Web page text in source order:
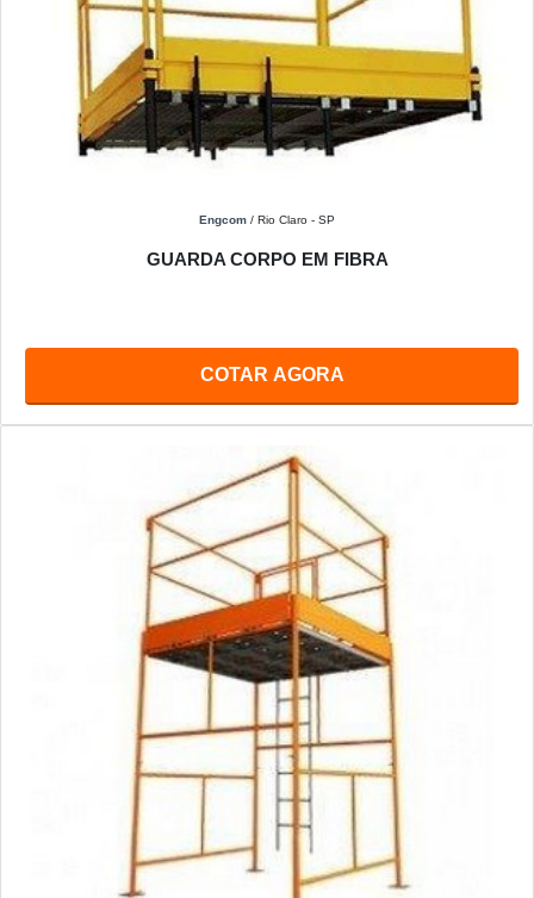
Engcom / Rio Claro - SP
GUARDA CORPO EM FIBRA
COTAR AGORA